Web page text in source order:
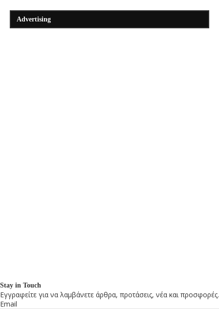
Advertising
Stay in Touch
Εγγραφείτε για να λαμβάνετε άρθρα, προτάσεις, νέα και προσφορές.
Email